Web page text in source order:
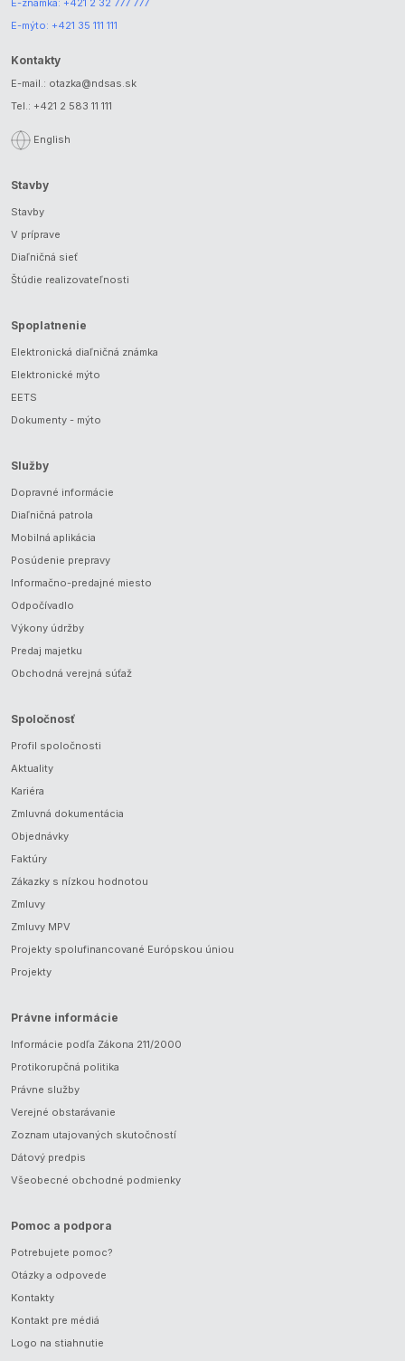
E-známka: +421 2 32 777 777
E-mýto: +421 35 111 111
Kontakty
E-mail.: otazka@ndsas.sk
Tel.: +421 2 583 11 111
English
Stavby
Stavby
V príprave
Diaľničná sieť
Štúdie realizovateľnosti
Spoplatnenie
Elektronická diaľničná známka
Elektronické mýto
EETS
Dokumenty - mýto
Služby
Dopravné informácie
Diaľničná patrola
Mobilná aplikácia
Posúdenie prepravy
Informačno-predajné miesto
Odpočívadlo
Výkony údržby
Predaj majetku
Obchodná verejná súťaž
Spoločnosť
Profil spoločnosti
Aktuality
Kariéra
Zmluvná dokumentácia
Objednávky
Faktúry
Zákazky s nízkou hodnotou
Zmluvy
Zmluvy MPV
Projekty spolufinancované Európskou úniou
Projekty
Právne informácie
Informácie podľa Zákona 211/2000
Protikorupčná politika
Právne služby
Verejné obstarávanie
Zoznam utajovaných skutočností
Dátový predpis
Všeobecné obchodné podmienky
Pomoc a podpora
Potrebujete pomoc?
Otázky a odpovede
Kontakty
Kontakt pre médiá
Logo na stiahnutie